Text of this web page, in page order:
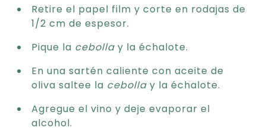
Retire el papel film y corte en rodajas de
1/2 cm de espesor.
Pique la cebolla y la échalote.
En una sartén caliente con aceite de
oliva saltee la cebolla y la échalote.
Agregue el vino y deje evaporar el
alcohol.